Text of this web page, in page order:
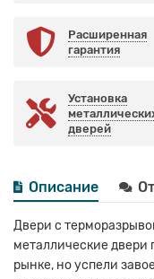
Расширенная
гарантия
Установка
дверей
Описание
Двери с
металлические двери
рынке, но успели